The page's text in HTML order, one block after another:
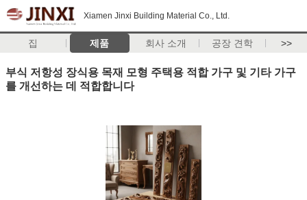
Xiamen Jinxi Building Material Co., Ltd.
집 제품 회사 소개 공장 견학 >>
부식 저항성 장식용 목재 모형 주택용 적합 가구 및 기타 가구
를 개선하는 데 적합합니다